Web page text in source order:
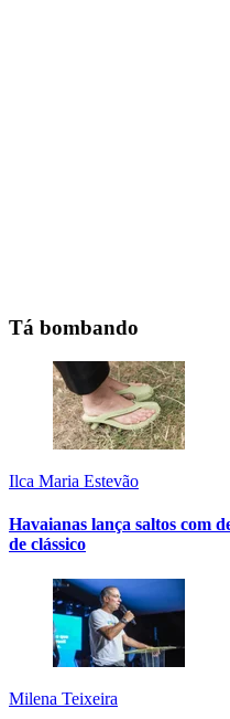
Tá bombando
Ilca Maria Estevão
Havaianas lança saltos com
de clássico
Milena Teixeira